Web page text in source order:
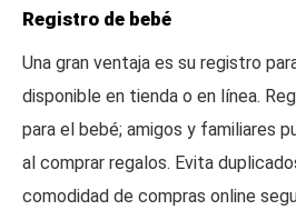
Registro de bebé
Una gran ventaja es su registro
disponible en tienda o en línea.
para el bebé; amigos y familiares
al comprar regalos. Evita
comodidad de compras online